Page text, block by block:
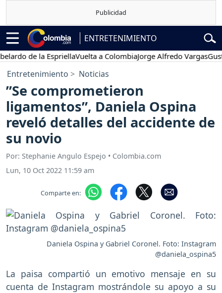
ENTRETENIMIENTO
de la EspriellaVuelta a ColombiaJorge Alfredo VargasGustavo
Entretenimiento Noticias
”Se comprometieron
ligamentos”, Daniela Ospina
reveló detalles del accidente de
su novio
Por: Stephanie Angulo Espejo • Colombia.com
Lun, 10 Oct 2022 11:59 am
Comparte en:
Daniela Ospina y Gabriel Coronel. Foto: Instagram
@daniela_ospina5
La paisa compartió un emotivo mensaje en su
cuenta de Instagram mostrándole su apoyo a su